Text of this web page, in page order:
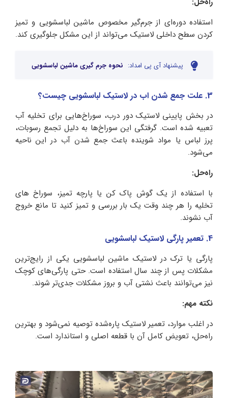
استفاده دوره‌ای از جرم‌گیر مخصوص ماشین لباسشویی و تمیز
کردن سطح داخلی لاستیک می‌تواند از این مشکل جلوگیری کند.
پیشنهاد آی پی امداد: نحوه جرم گیری ماشین لباسشویی
3. علت جمع شدن اب در لاستیک لباسشویی چیست؟
در بخش پایینی لاستیک دور درب، سوراخ‌هایی برای تخلیه آب
تعبیه شده است. گرفتگی این سوراخ‌ها به دلیل تجمع رسوبات،
پرز لباس یا مواد شوینده باعث جمع شدن آب در این ناحیه
می‌شود.
راه‌حل:
با استفاده از یک گوش‌ پاک‌ کن یا پارچه تمیز، سوراخ‌ های
تخلیه را هر چند وقت یک‌ بار بررسی و تمیز کنید تا مانع خروج
آب نشوند.
4. تعمیر پارگی لاستیک لباسشویی
پارگی یا ترک در لاستیک ماشین لباسشویی یکی از رایج‌ترین
مشکلات پس از چند سال استفاده است. حتی پارگی‌های کوچک
نیز می‌توانند باعث نشتی آب و بروز مشکلات جدی‌تر شوند.
نکته مهم:
در اغلب موارد، تعمیر لاستیک پاره‌شده توصیه نمی‌شود و بهترین
راه‌حل، تعویض کامل آن با قطعه اصلی و استاندارد است.